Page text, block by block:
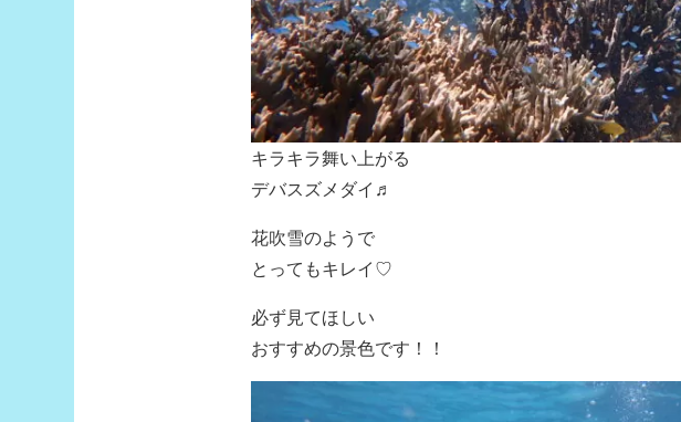
キラキラ舞い上がる
デバスズメダイ♬
花吹雪のようで
とってもキレイ♡
必ず見てほしい
おすすめの景色です！！